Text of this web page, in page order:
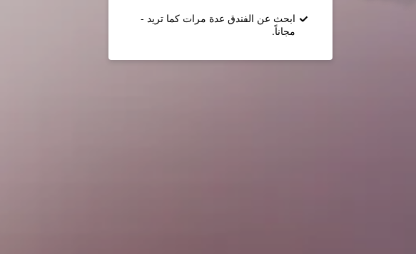
ابحث عن الفندق عدة مرات كما تريد -
مجاناً.